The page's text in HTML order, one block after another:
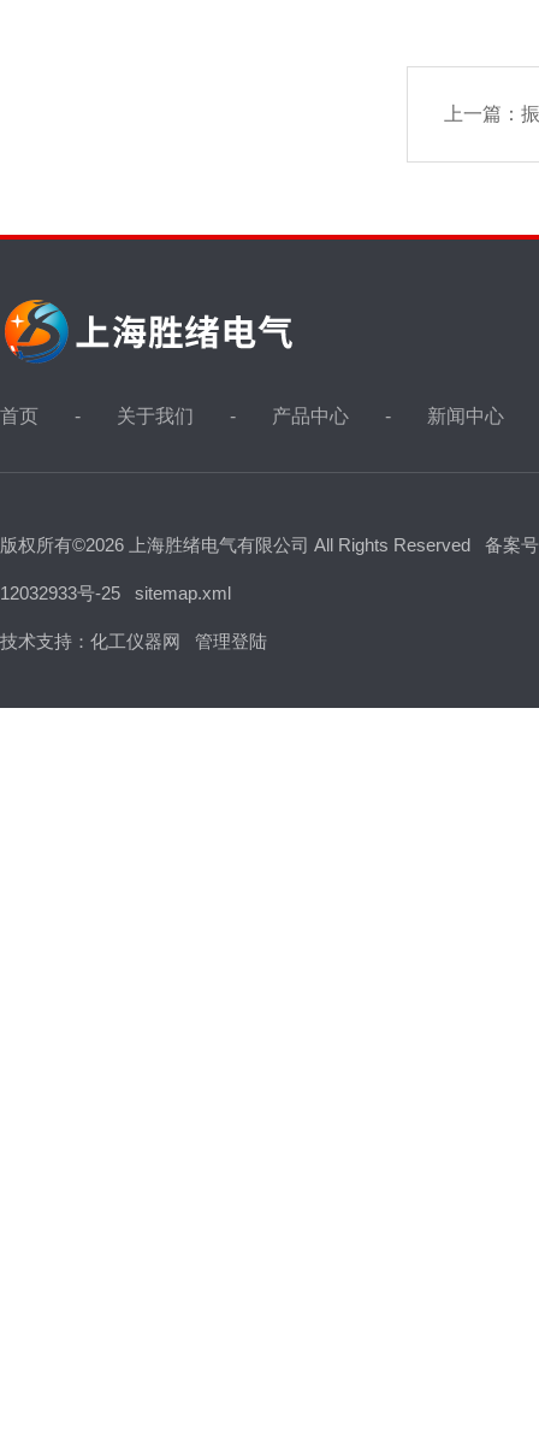
上一篇：
首页 关于我们 产品中心 新闻中心
版权所有©2026 上海胜绪电气有限公司 All Rights Reserved 备案
12032933号-25 sitemap.xml
技术支持： 化工仪器网 管理登陆